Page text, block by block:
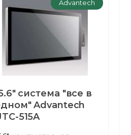
Advantech
система "все в
Advantech
515A